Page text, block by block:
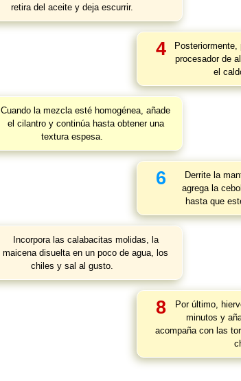
retira del aceite y deja escurrir.
4
procesador de
el
Cuando la mezcla esté homogénea, añade
el cilantro y continúa hasta obtener una
textura espesa.
6
Derrite la
agrega la
hasta que
Incorpora las calabacitas molidas, la
maicena disuelta en un poco de agua, los
chiles y sal al gusto.
8
Por último,
minutos y
acompaña con las